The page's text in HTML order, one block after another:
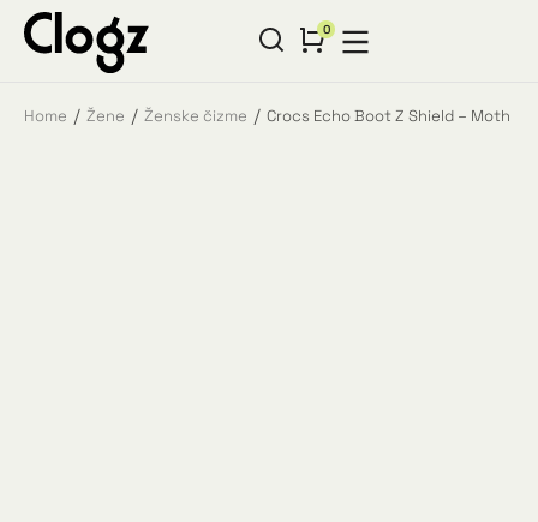
You are here:
Home Žene Ženske čizme Crocs Echo Boot Z Shield – Moth